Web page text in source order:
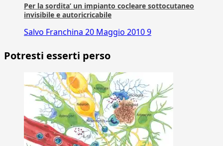
Per la sordita’ un impianto cocleare sottocutaneo
invisibile e autoricricabile
Salvo Franchina 20 Maggio 20109
Potresti esserti perso